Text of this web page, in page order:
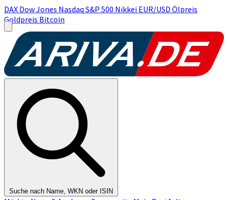
DAX Dow Jones Nasdaq S&P 500 Nikkei EUR/USD Ölpreis
Goldpreis Bitcoin
Suche nach Name, WKN oder ISIN